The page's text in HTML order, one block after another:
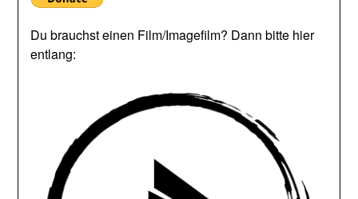
Du brauchst einen Film/Imagefilm? Dann bitte hier
entlang: